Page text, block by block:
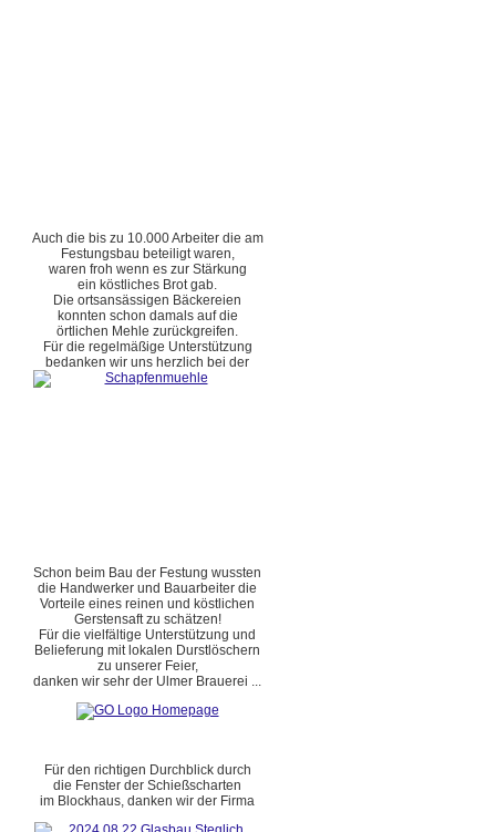
Auch die bis zu 10.000 Arbeiter die am
Festungsbau beteiligt waren,
waren froh wenn es zur Stärkung
ein köstliches Brot gab.
Die ortsansässigen Bäckereien
konnten schon damals auf die
örtlichen Mehle zurückgreifen.
Für die regelmäßige Unterstützung
bedanken wir uns herzlich bei der
Schon beim Bau der Festung wussten
die Handwerker und Bauarbeiter die
Vorteile eines reinen und köstlichen
Gerstensaft zu schätzen!
Für die vielfältige Unterstützung und
Belieferung mit lokalen Durstlöschern
zu unserer Feier,
danken wir sehr der Ulmer Brauerei ...
Für den richtigen Durchblick durch
die Fenster der Schießscharten
im Blockhaus, danken wir der Firma